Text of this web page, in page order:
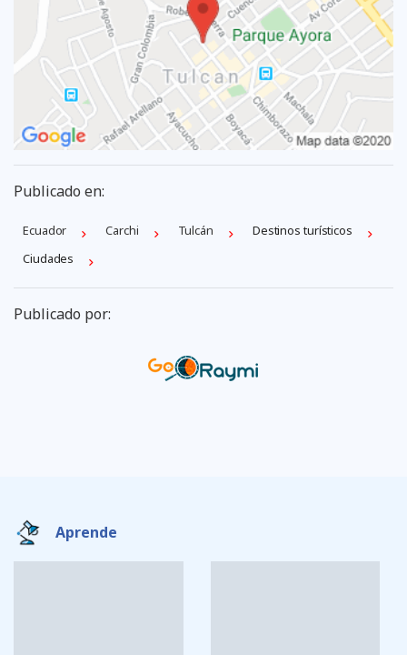
Publicado en:
Ecuador Carchi Tulcán
Destinos turísticos
Ciudades
Publicado por:
Aprende